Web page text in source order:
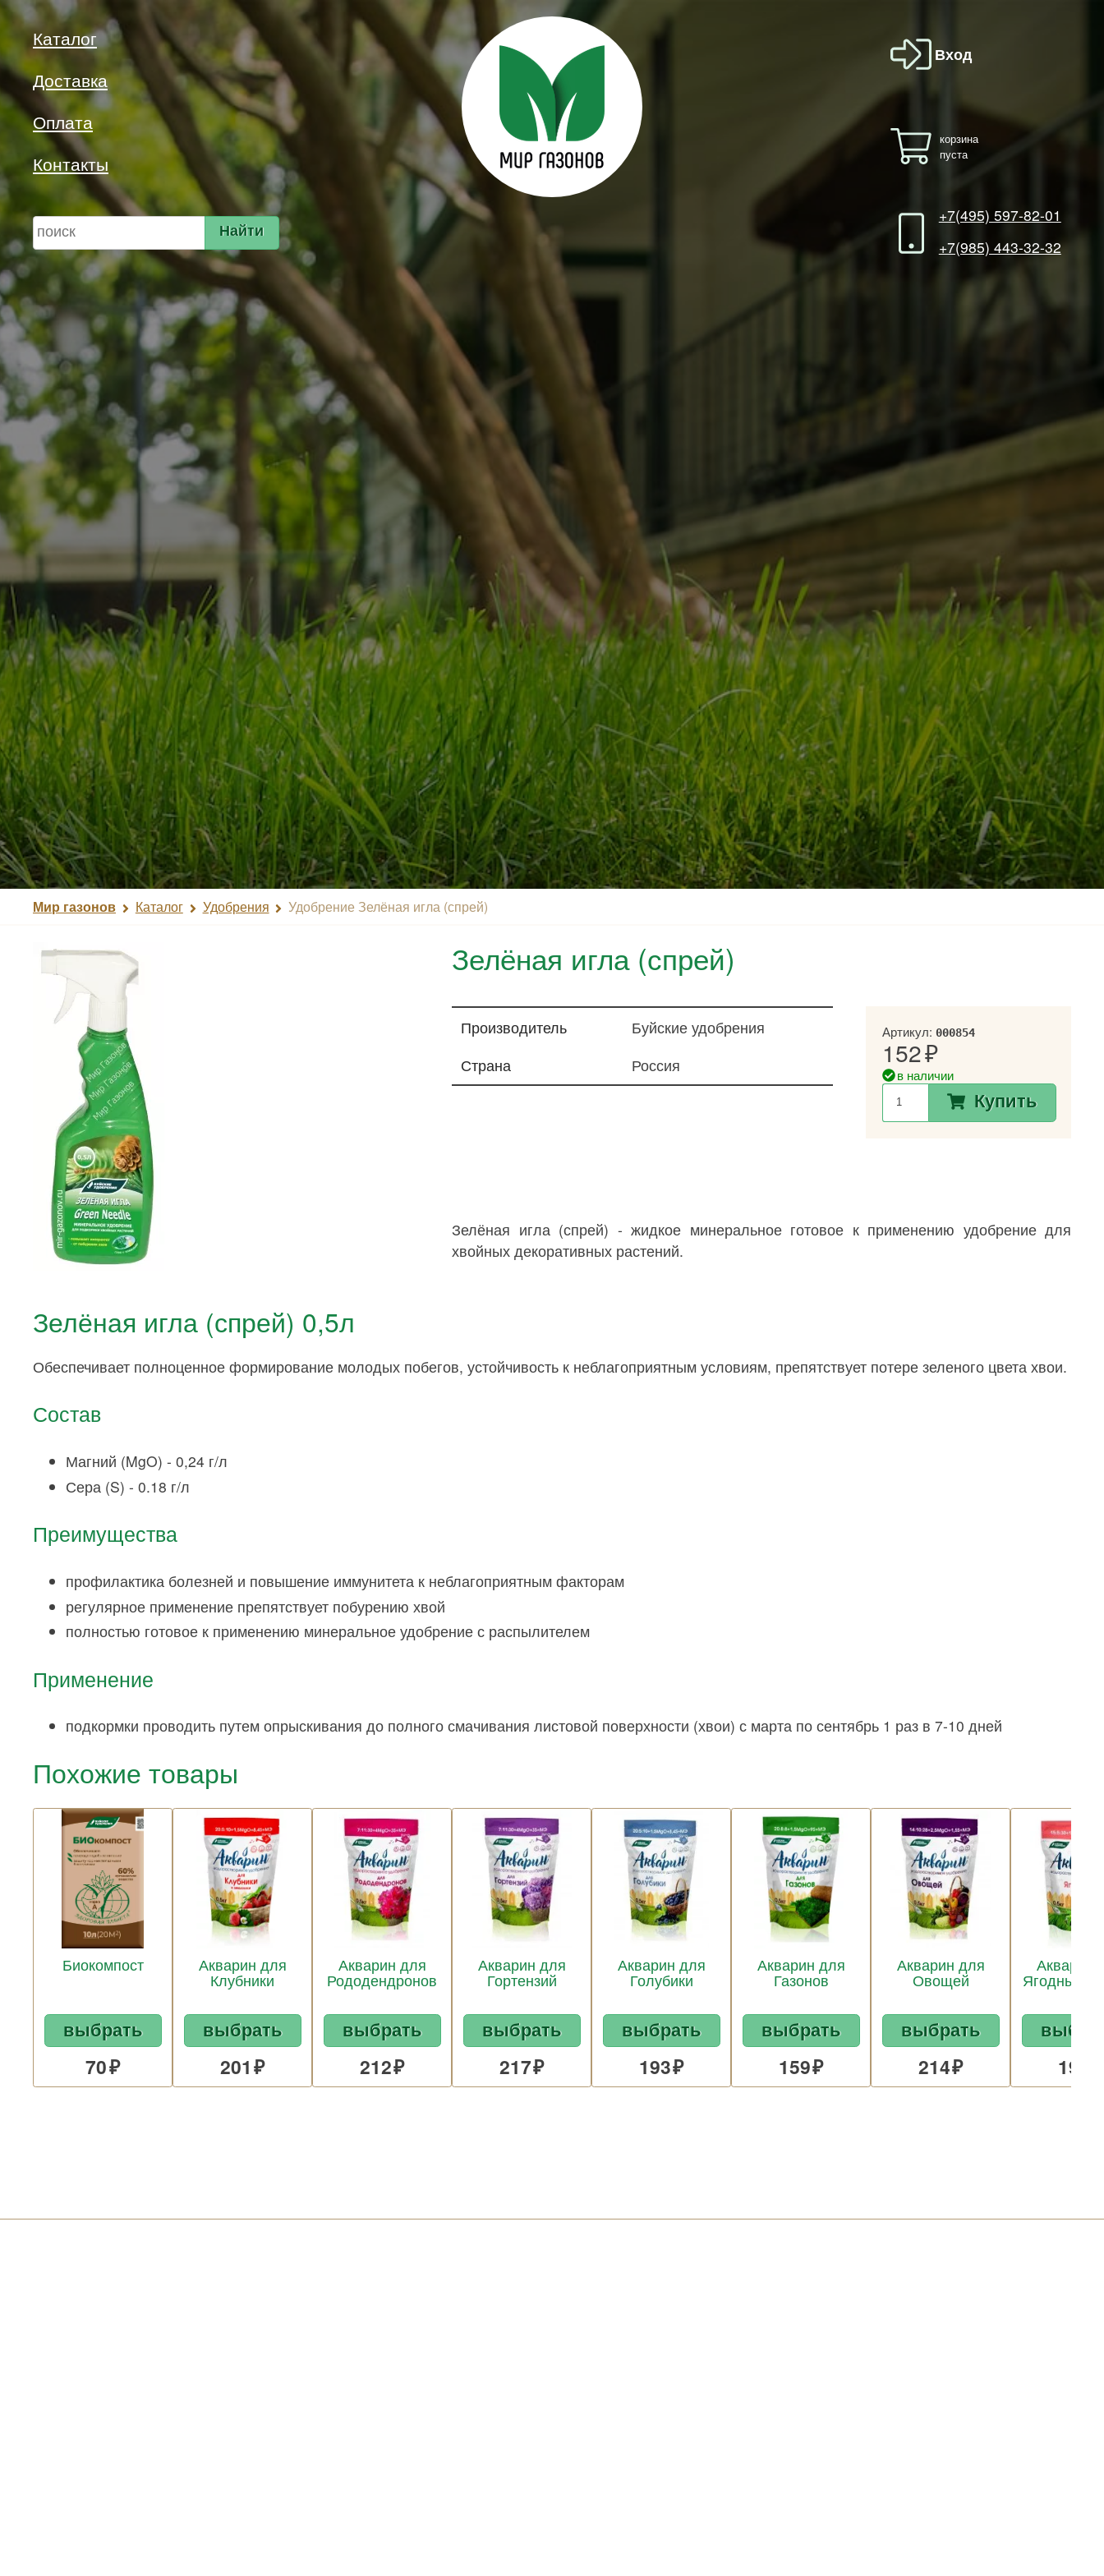
Каталог
Доставка
Оплата
Контакты
+7(495) 597-82-01
+7(985) 443-32-32
Найти
Вход
корзина
пуста
Мир газонов Каталог Удобрения Удобрение Зелёная игла (спрей)
Зелёная игла (спрей)
Артикул: 000854
152
в наличии
Купить
Производитель
Буйские удобрения
Страна
Россия
Зелёная игла (спрей) - жидкое минеральное готовое к применению удобрение для
хвойных декоративных растений.
Зелёная игла (спрей) 0,5л
Обеспечивает полноценное формирование молодых побегов, устойчивость к неблагоприятным условиям, препятствует потере зеленого цвета хвои.
Состав
Магний (MgO) - 0,24 г/л
Сера (S) - 0.18 г/л
Преимущества
профилактика болезней и повышение иммунитета к неблагоприятным факторам
регулярное применение препятствует побурению хвой
полностью готовое к применению минеральное удобрение с распылителем
Применение
подкормки проводить путем опрыскивания до полного смачивания листовой поверхности (хвои) с марта по сентябрь 1 раз в 7-10 дней
Похожие товары
Биокомпост
выбрать
70
Акварин для
Клубники
выбрать
201
Акварин для
Рододендронов
выбрать
212
Акварин для
Гортензий
выбрать
217
Акварин для
Голубики
выбрать
193
Акварин для
Газонов
выбрать
159
Акварин для
Овощей
выбрать
214
Акварин
Ягодных
191